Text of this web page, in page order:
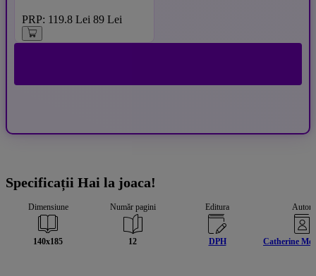
PRP: 119.8 Lei 89 Lei
Specificații Hai la joaca!
Dimensiune
140x185
Număr pagini
12
Editura
DPH
Autor
Catherine